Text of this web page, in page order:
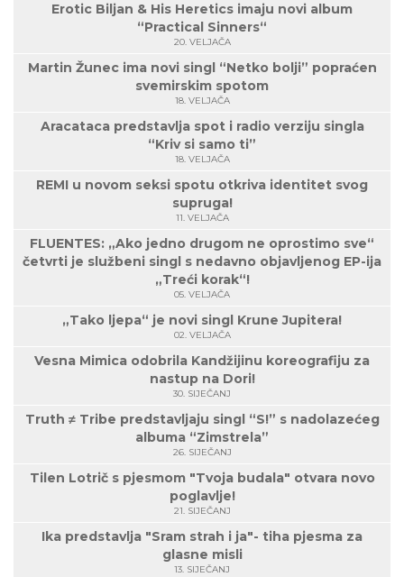
Erotic Biljan & His Heretics imaju novi album
“Practical Sinners“
20. VELJAČA
Martin Žunec ima novi singl “Netko bolji” popraćen
svemirskim spotom
18. VELJAČA
Aracataca predstavlja spot i radio verziju singla
“Kriv si samo ti”
18. VELJAČA
REMI u novom seksi spotu otkriva identitet svog
supruga!
11. VELJAČA
FLUENTES: „Ako jedno drugom ne oprostimo sve“
četvrti je službeni singl s nedavno objavljenog EP-ija
„Treći korak“!
05. VELJAČA
„Tako ljepa“ je novi singl Krune Jupitera!
02. VELJAČA
Vesna Mimica odobrila Kandžijinu koreografiju za
nastup na Dori!
30. SIJEČANJ
Truth ≠ Tribe predstavljaju singl “S!” s nadolazećeg
albuma “Zimstrela”
26. SIJEČANJ
Tilen Lotrič s pjesmom "Tvoja budala" otvara novo
poglavlje!
21. SIJEČANJ
Ika predstavlja "Sram strah i ja"- tiha pjesma za
glasne misli
13. SIJEČANJ